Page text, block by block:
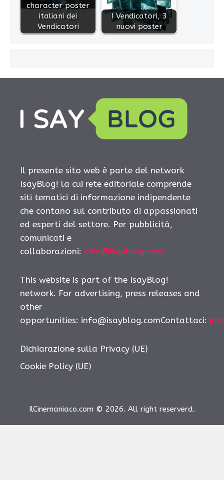
character poster
italiani dei
Vendicatori
I Vendicatori, 3
nuovi poster
Il presente sito web è parte del network
IsayBlog! la cui rete editoriale comprende
siti tematici di informazione indipendente
che contano sul contributo di appassionati
ed esperti del settore. Per pubblicità,
comunicati e
collaborazioni: info@isayblog.com
This website is part of the IsayBlog!
network. For advertising, press releases and
other
opportunities: info@isayblog.comContattaci:
Dichiarazione sulla Privacy (UE)
Cookie Policy (UE)
IlCinemaniaco.com © 2026. All right reserverd.